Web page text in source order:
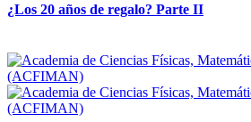
¿Los 20 años de regalo? Parte II